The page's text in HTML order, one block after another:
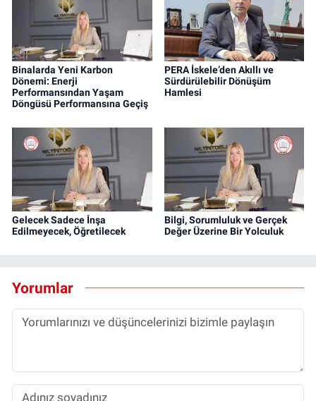
Binalarda Yeni Karbon
Dönemi: Enerji
Performansından Yaşam
Döngüsü Performansına Geçiş
PERA İskele’den Akıllı ve
Sürdürülebilir Dönüşüm
Hamlesi
Gelecek Sadece İnşa
Edilmeyecek, Öğretilecek
Bilgi, Sorumluluk ve Gerçek
Değer Üzerine Bir Yolculuk
Yorumlar